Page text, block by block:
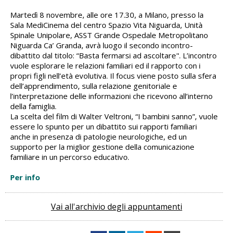
Martedì 8 novembre, alle ore 17.30, a Milano, presso la
Sala MediCinema del centro Spazio Vita Niguarda, Unità
Spinale Unipolare, ASST Grande Ospedale Metropolitano
Niguarda Ca’ Granda, avrà luogo il secondo incontro-
dibattito dal titolo: “Basta fermarsi ad ascoltare". L’incontro
vuole esplorare le relazioni familiari ed il rapporto con i
propri figli nell’età evolutiva. Il focus viene posto sulla sfera
dell’apprendimento, sulla relazione genitoriale e
l’interpretazione delle informazioni che ricevono all’interno
della famiglia.
La scelta del film di Walter Veltroni, “I bambini sanno”, vuole
essere lo spunto per un dibattito sui rapporti familiari
anche in presenza di patologie neurologiche, ed un
supporto per la miglior gestione della comunicazione
familiare in un percorso educativo.
Per info
Vai all'archivio degli appuntamenti